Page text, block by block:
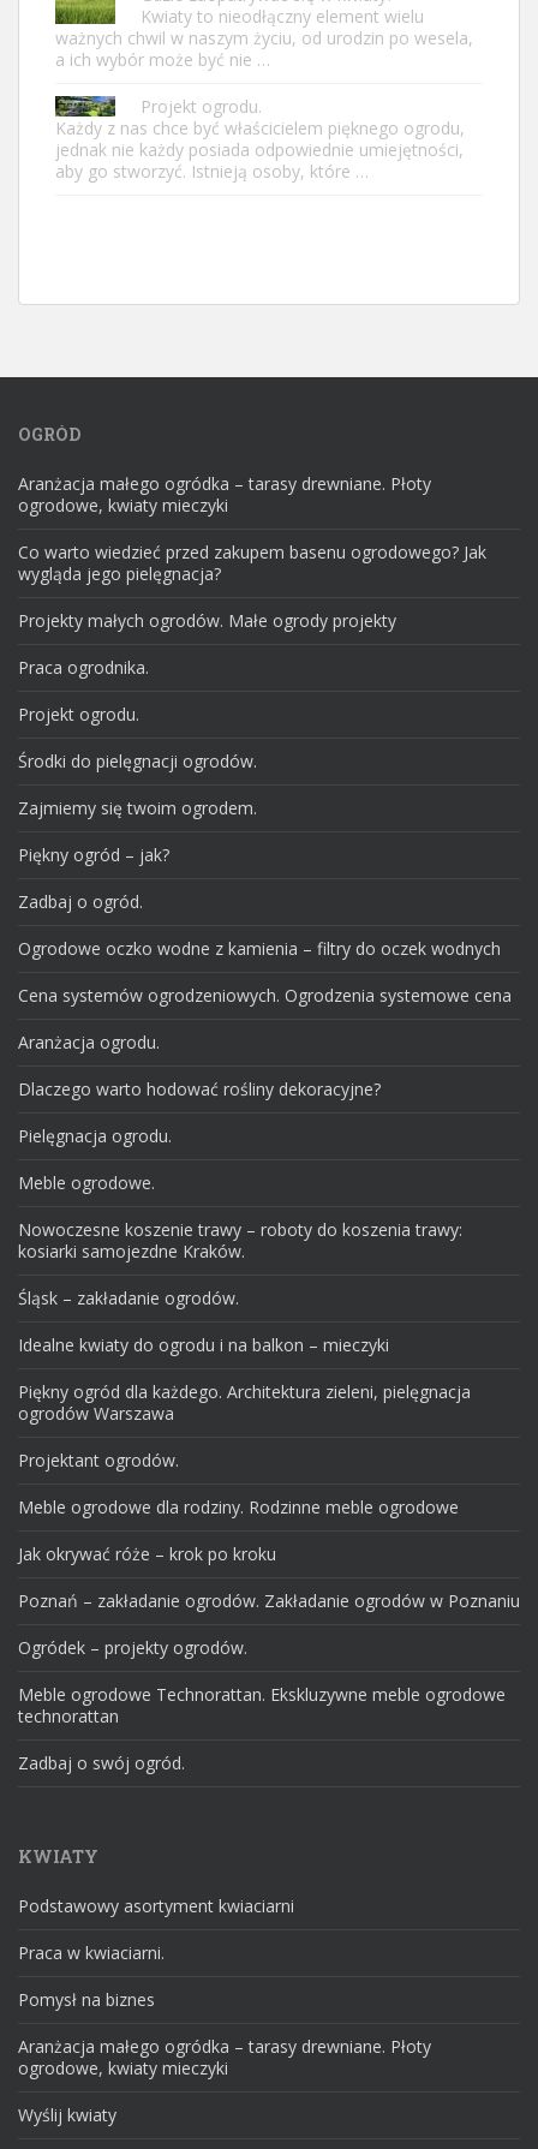
Kwiaty to nieodłączny element wielu
ważnych chwil w naszym życiu, od urodzin po wesela,
a ich wybór może być nie …
Projekt ogrodu.
Każdy z nas chce być właścicielem pięknego ogrodu,
jednak nie każdy posiada odpowiednie umiejętności,
aby go stworzyć. Istnieją osoby, które …
OGRÓD
Aranżacja małego ogródka – tarasy drewniane. Płoty
ogrodowe, kwiaty mieczyki
Co warto wiedzieć przed zakupem basenu ogrodowego? Jak
wygląda jego pielęgnacja?
Projekty małych ogrodów. Małe ogrody projekty
Praca ogrodnika.
Projekt ogrodu.
Środki do pielęgnacji ogrodów.
Zajmiemy się twoim ogrodem.
Piękny ogród – jak?
Zadbaj o ogród.
Ogrodowe oczko wodne z kamienia – filtry do oczek wodnych
Cena systemów ogrodzeniowych. Ogrodzenia systemowe cena
Aranżacja ogrodu.
Dlaczego warto hodować rośliny dekoracyjne?
Pielęgnacja ogrodu.
Meble ogrodowe.
Nowoczesne koszenie trawy – roboty do koszenia trawy:
kosiarki samojezdne Kraków.
Śląsk – zakładanie ogrodów.
Idealne kwiaty do ogrodu i na balkon – mieczyki
Piękny ogród dla każdego. Architektura zieleni, pielęgnacja
ogrodów Warszawa
Projektant ogrodów.
Meble ogrodowe dla rodziny. Rodzinne meble ogrodowe
Jak okrywać róże – krok po kroku
Poznań – zakładanie ogrodów. Zakładanie ogrodów w Poznaniu
Ogródek – projekty ogrodów.
Meble ogrodowe Technorattan. Ekskluzywne meble ogrodowe
technorattan
Zadbaj o swój ogród.
KWIATY
Podstawowy asortyment kwiaciarni
Praca w kwiaciarni.
Pomysł na biznes
Aranżacja małego ogródka – tarasy drewniane. Płoty
ogrodowe, kwiaty mieczyki
Wyślij kwiaty